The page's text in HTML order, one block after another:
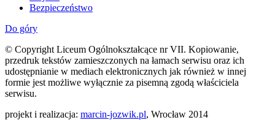
Bezpieczeństwo
Do góry
© Copyright Liceum Ogólnokształcące nr VII. Kopiowanie,
przedruk tekstów zamieszczonych na łamach serwisu oraz ich
udostępnianie w mediach elektronicznych jak również w innej
formie jest możliwe wyłącznie za pisemną zgodą właściciela
serwisu.
projekt i realizacja: marcin-jozwik.pl, Wrocław 2014